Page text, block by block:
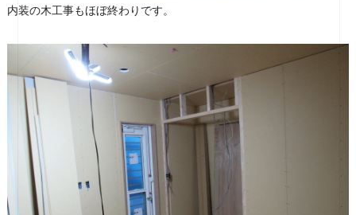
内装の木工事もほぼ終わりです。